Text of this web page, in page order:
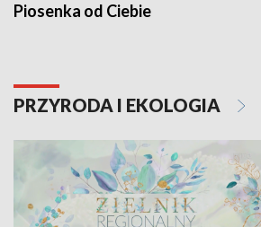
Piosenka od Ciebie
PRZYRODA I EKOLOGIA